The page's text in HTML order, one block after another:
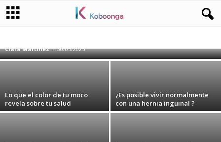
NATURALEZA
NOTICIAS NUTRICIÓN SALUDABLE
PERSONAS
PSICOLOGÍA
RECETAS Y CONSEJOS DE COCINA
SALUD
Razones detrás del aumento de peso en el
Clara Martínez - 30/05/2025
Lo que el color de tu moco
revela sobre tu salud
¿Es posible vivir normalmente
con una hernia inguinal ?